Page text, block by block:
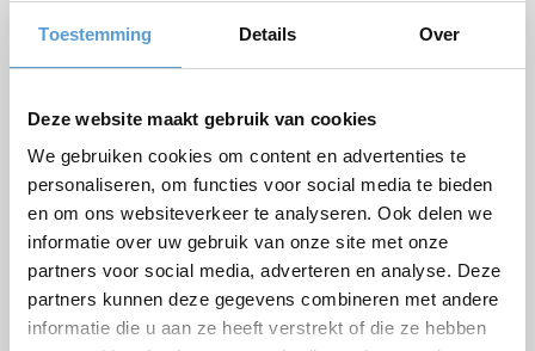
Toestemming Details Over
Deze website maakt gebruik van cookies
We gebruiken cookies om content en advertenties te
personaliseren, om functies voor social media te bieden
en om ons websiteverkeer te analyseren. Ook delen we
informatie over uw gebruik van onze site met onze
partners voor social media, adverteren en analyse. Deze
partners kunnen deze gegevens combineren met andere
informatie die u aan ze heeft verstrekt of die ze hebben
Arrangement
Voornaam
Achternaam
E-mail *
Telefoon